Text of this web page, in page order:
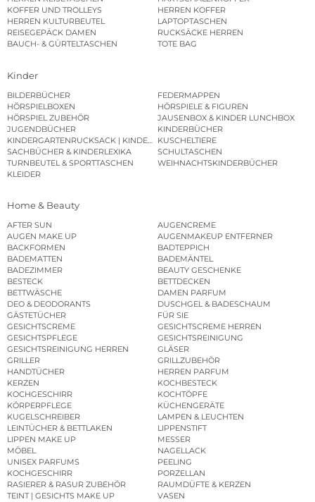
KOFFER UND TROLLEYS
HERREN KOFFER
HERREN KULTURBEUTEL
LAPTOPTASCHEN
REISEGEPÄCK DAMEN
RUCKSÄCKE HERREN
BAUCH- & GÜRTELTASCHEN
TOTE BAG
Kinder
BILDERBÜCHER
FEDERMAPPEN
HÖRSPIELBOXEN
HÖRSPIELE & FIGUREN
HÖRSPIEL ZUBEHÖR
JAUSENBOX & KINDER LUNCHBOX
JUGENDBÜCHER
KINDERBÜCHER
KINDERGARTENRUCKSACK | KINDERGARTENBEUTEL
KUSCHELTIERE
SACHBÜCHER & KINDERLEXIKA
SCHULTASCHEN
TURNBEUTEL & SPORTTASCHEN
WEIHNACHTSKINDERBÜCHER
KLEIDER
Home & Beauty
AFTER SUN
AUGENCREME
AUGEN MAKE UP
AUGENMAKEUP ENTFERNER
BACKFORMEN
BADTEPPICH
BADEMATTEN
BADEMÄNTEL
BADEZIMMER
BEAUTY GESCHENKE
BESTECK
BETTDECKEN
BETTWÄSCHE
DAMEN PARFUM
DEO & DEODORANTS
DUSCHGEL & BADESCHAUM
GÄSTETÜCHER
FÜR SIE
GESICHTSCREME
GESICHTSCREME HERREN
GESICHTSPFLEGE
GESICHTSREINIGUNG
GESICHTSREINIGUNG HERREN
GLÄSER
GRILLER
GRILLZUBEHÖR
HANDTÜCHER
HERREN PARFUM
KERZEN
KOCHBESTECK
KOCHGESCHIRR
KOCHTÖPFE
KÖRPERPFLEGE
KÜCHENGERÄTE
KUGELSCHREIBER
LAMPEN & LEUCHTEN
LEINTÜCHER & BETTLAKEN
LIPPENSTIFT
LIPPEN MAKE UP
MESSER
MÖBEL
NAGELLACK
UNISEX PARFUMS
PEELING
KOCHGESCHIRR
PORZELLAN
RASIERER & RASUR ZUBEHÖR
RAUMDÜFTE & KERZEN
TEINT | GESICHTS MAKE UP
VASEN